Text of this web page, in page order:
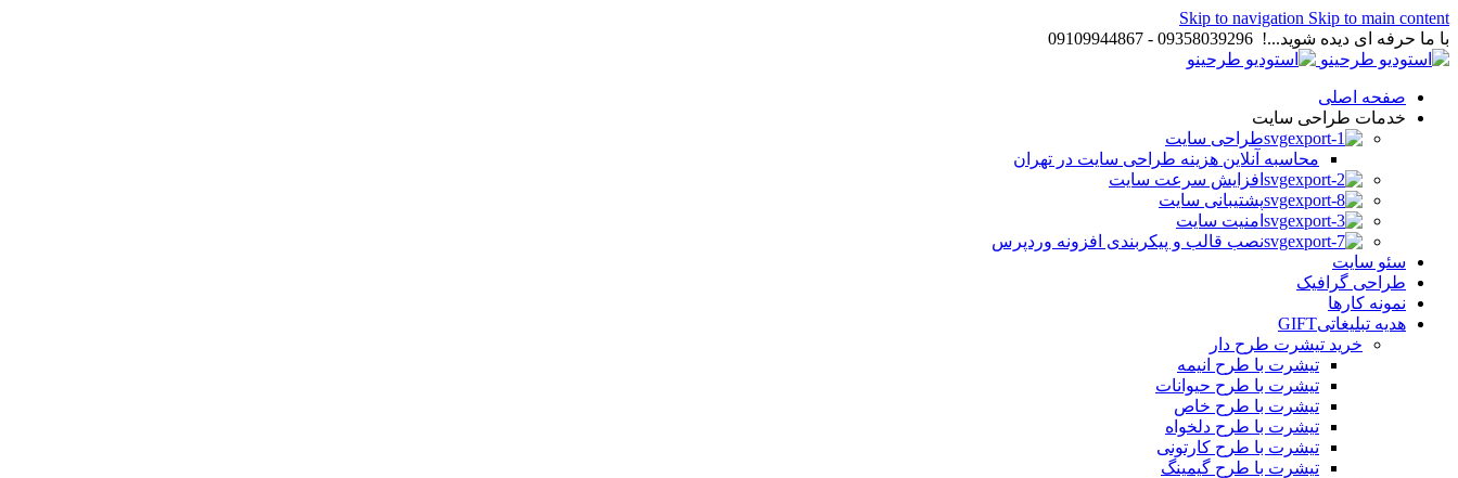
Skip to navigation Skip to main content
با ما حرفه ای دیده شوید...! 09358039296 - 09109944867
صفحه اصلی
خدمات طراحی سایت
طراحی سایت
محاسبه آنلاین هزینه طراحی سایت در تهران
افزایش سرعت سایت
پشتیبانی سایت
امنیت سایت
نصب قالب و پیکربندی افزونه وردپرس
سئو سایت
طراحی گرافیک
نمونه کارها
هدیه تبلیغاتیGIFT
خرید تیشرت طرح دار
تیشرت با طرح انیمه
تیشرت با طرح حیوانات
تیشرت با طرح خاص
تیشرت با طرح دلخواه
تیشرت با طرح کارتونی
تیشرت با طرح گیمینگ